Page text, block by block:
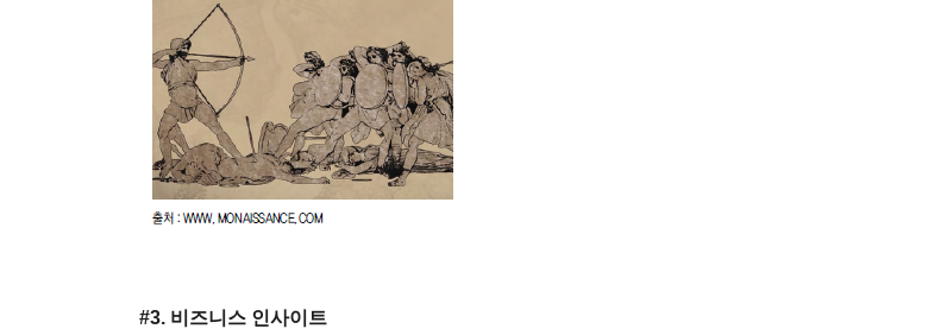
#3. 비즈니스 인사이트